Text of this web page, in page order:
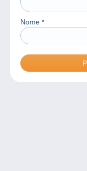
Nome *